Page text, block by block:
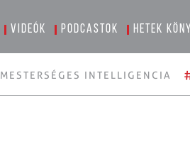
Videók Podcastok Hetek
MESTERSÉGES INTELLIGENCIA